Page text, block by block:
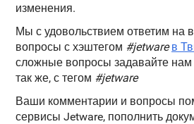
изменения.
Мы с удовольствием ответим на
вопросы с хэштегом #jetware в
сложные вопросы задавайте нам
так же, с тегом #jetware
Ваши комментарии и вопросы
сервисы Jetware, пополнить